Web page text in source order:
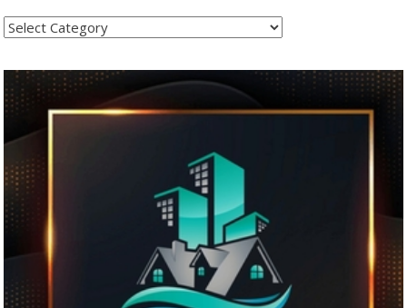
Kategoritë